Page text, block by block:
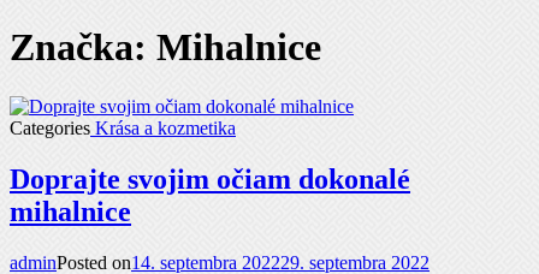
Značka: Mihalnice
Categories Krása a kozmetika
Doprajte svojim očiam dokonalé
mihalnice
adminPosted on14. septembra 202229. septembra 2022